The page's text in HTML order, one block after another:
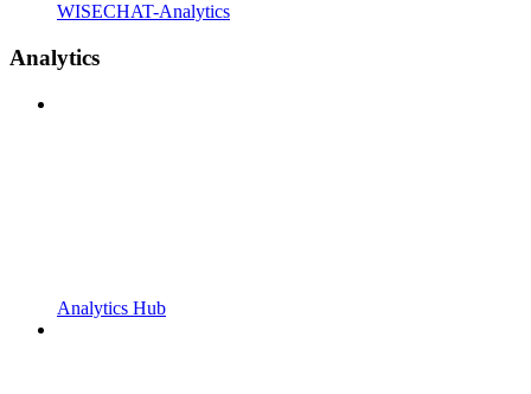
WISECHAT-Analytics
Analytics
Analytics Hub